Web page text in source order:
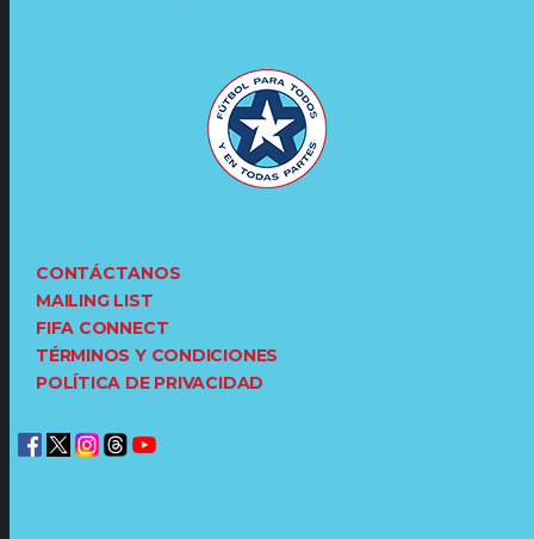
CONTÁCTANOS
MAILING LIST
FIFA CONNECT
TÉRMINOS Y CONDICIONES
POLÍTICA DE PRIVACIDAD